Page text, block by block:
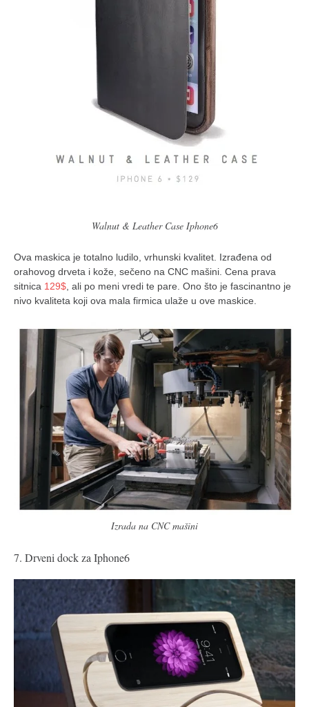
Walnut & Leather Case Iphone6
Ova maskica je totalno ludilo, vrhunski kvalitet. Izrađena od
orahovog drveta i kože, sečeno na CNC mašini. Cena prava
sitnica 129$ , ali po meni vredi te pare. Ono što je fascinantno je
nivo kvaliteta koji ova mala firmica ulaže u ove maskice.
Izrada na CNC mašini
7. Drveni dock za Iphone6